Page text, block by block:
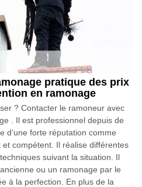
pratique des prix
en ramonage
? Contacter le ramoneur avec
. Il est professionnel depuis de
d’une forte réputation comme
compétent. Il réalise différentes
suivant la situation. Il
ou un ramonage par le
à la perfection. En plus de la